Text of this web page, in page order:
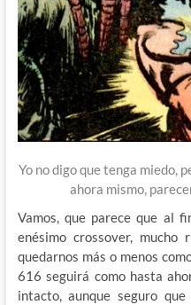
Yo no digo que tenga miedo,
ahora mismo,
Vamos, que parece que al
enésimo crossover,
quedarnos más o menos
616 seguirá como hasta
intacto, aunque seguro